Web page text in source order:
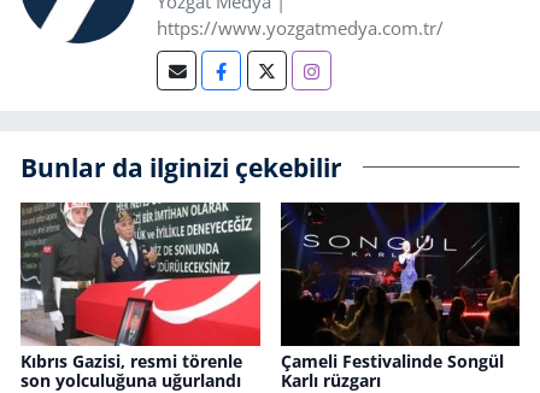
https://www.yozgatmedya.com.tr/
Bunlar da ilginizi çekebilir
Kıbrıs Gazisi, resmi törenle
son yolculuğuna uğurlandı
Çameli Festivalinde Songül
Karlı rüzgarı